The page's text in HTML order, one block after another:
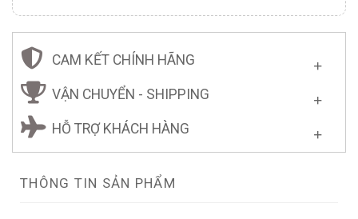
CAM KẾT CHÍNH HÃNG
VẬN CHUYỂN - SHIPPING
HỖ TRỢ KHÁCH HÀNG
THÔNG TIN SẢN PHẨM